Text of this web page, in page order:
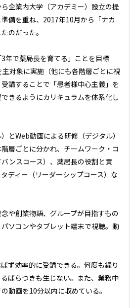
企業内大学（アカデミー）設立の提
備を重ね、2017年10月から「ナカ
のだった。
年で薬局長を育てる」ことを目標
対象に実施（他にも各階層ごとに視
講することで「患者様中心主義」を
きるようにカリキュラムを体系化し
とWeb動画による研修（デジタル）
層ごとに分かれ、チームワーク・コ
ンスコース）、薬局長の役割と責
ディー（リーダーシップコース）な
や創業物語、グループが目指すもの
ソコンやタブレット端末で視聴。動
ず効率的に受講できる。何度も繰り
ばらつきも生じない。また、業務中
動画を10分以内に収めている。